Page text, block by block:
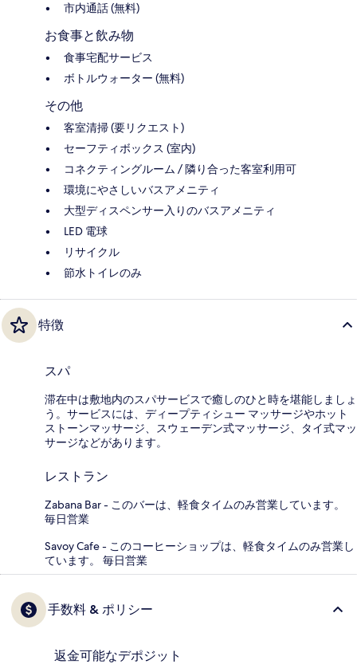
市内通話 (無料)
お食事と飲み物
食事宅配サービス
ボトルウォーター (無料)
その他
客室清掃 (要リクエスト)
セーフティボックス (室内)
コネクティングルーム / 隣り合った客室利用可
環境にやさしいバスアメニティ
大型ディスペンサー入りのバスアメニティ
LED 電球
リサイクル
節水トイレのみ
特徴
スパ
滞在中は敷地内のスパサービスで癒しのひと時を堪能しましょ
う。サービスには、ディープティシュー マッサージやホット
ストーンマッサージ、スウェーデン式マッサージ、タイ式マッ
サージなどがあります。
レストラン
Zabana Bar - このバーは、軽食タイムのみ営業しています。
毎日営業
Savoy Cafe - このコーヒーショップは、軽食タイムのみ営業し
ています。 毎日営業
手数料 & ポリシー
返金可能なデポジット